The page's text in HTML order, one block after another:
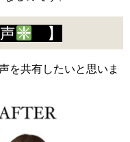
】
を共有したいと思いま